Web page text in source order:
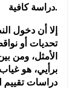
دراسة كافية.
إلا أن دخول
تحديات أو
الأمثل، ومن
برأيي، هو
دراسات تقييم